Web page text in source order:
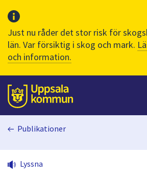
Just nu råder det stor risk för
län. Var försiktig i skog och mark.
och information.
Till sidans
huvudinnehåll
Publikationer
Lyssna